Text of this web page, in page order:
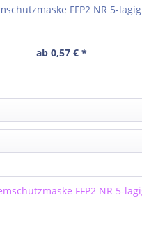
FFP2 NR 5-lagig
ab 0,57 € *